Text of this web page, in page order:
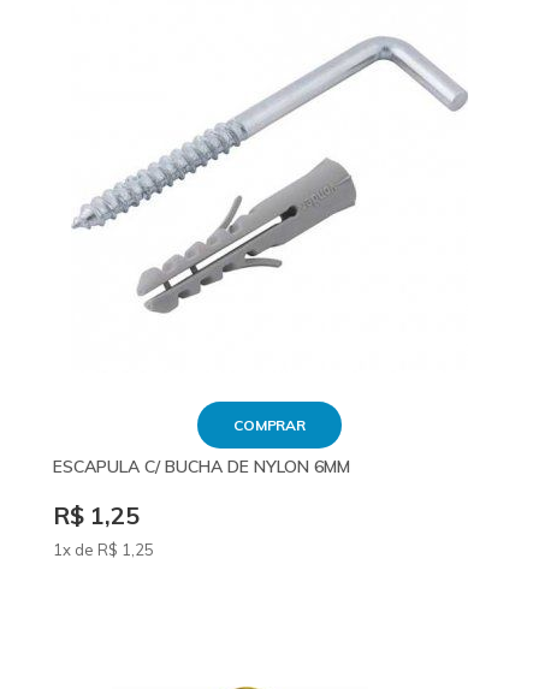
COMPRAR
ESCAPULA C/ BUCHA DE NYLON 6MM
R$ 1,25
1x de R$ 1,25